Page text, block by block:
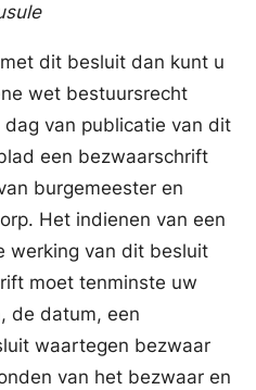
dit besluit dan kunt u
wet bestuursrecht
van publicatie van dit
een bezwaarschrift
burgemeester en
Het indienen van een
werking van dit besluit
moet tenminste uw
de datum, een
waartegen bezwaar
van het bezwaar en